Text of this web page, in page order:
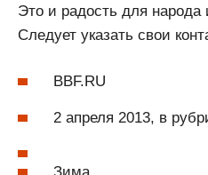
Это и радость для народа
Следует указать свои
BBF.RU
2 апреля 2013, в
Зима ,